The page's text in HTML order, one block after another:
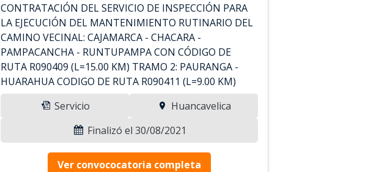
CONTRATACIÓN DEL SERVICIO DE INSPECCIÓN PARA
LA EJECUCIÓN DEL MANTENIMIENTO RUTINARIO DEL
CAMINO VECINAL: CAJAMARCA - CHACARA -
PAMPACANCHA - RUNTUPAMPA CON CÓDIGO DE
RUTA R090409 (L=15.00 KM) TRAMO 2: PAURANGA -
HUARAHUA CODIGO DE RUTA R090411 (L=9.00 KM)
Servicio
Huancavelica
Finalizó el 30/08/2021
Ver convococatoria completa